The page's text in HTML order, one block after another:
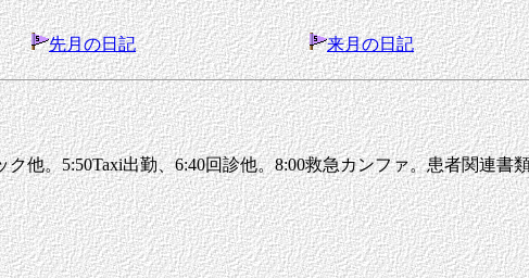
先月の日記 来月の日記
他。5:50Taxi出勤、6:40回診他。8:00救急カンファ。患者関連書